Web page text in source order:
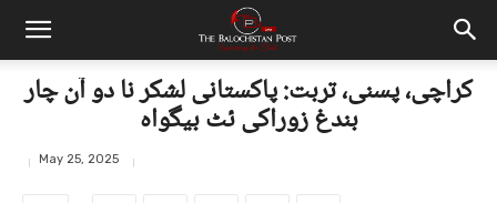
کراچی، پسنی، تربت: پاکستانی لشکر نا دو آن چار
بندغ زوراکی ئٹ بیگواہ
May 25, 2025